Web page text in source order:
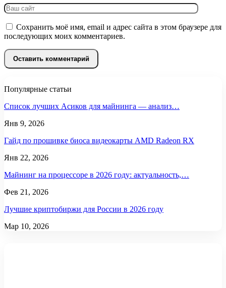
Сохранить моё имя, email и адрес сайта в этом браузере для
последующих моих комментариев.
Популярные статьи
Список лучших Асиков для майнинга — анализ…
Янв 9, 2026
Гайд по прошивке биоса видеокарты AMD Radeon RX
Янв 22, 2026
Майнинг на процессоре в 2026 году: актуальность,…
Фев 21, 2026
Лучшие криптобиржи для России в 2026 году
Мар 10, 2026